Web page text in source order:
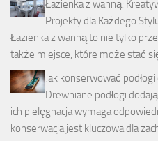
Łazienka z wanną:
Projekty dla Każdego
Łazienka z wanną to nie tylko
także miejsce, które może stać
Jak konserwować
Drewniane podłogi
ich pielęgnacja wymaga
konserwacja jest kluczowa dla